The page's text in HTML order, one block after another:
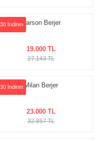
İndirimParson Berjer
19.000 TL
27.143 TL
İndirim Milan Berjer
23.000 TL
32.857 TL